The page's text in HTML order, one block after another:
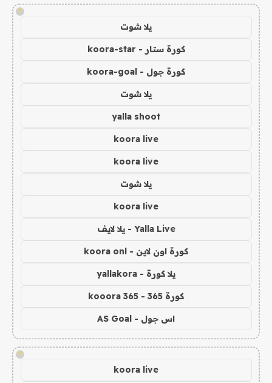
!
يلا شوت
كورة ستار - koora-star
كورة جول - koora-goal
يلا شوت
yalla shoot
koora live
koora live
يلا شوت
koora live
Yalla Live - يلا لايف
كورة اون لاين - koora onl
يلا كورة - yallakora
كورة 365 - kooora 365
اس جول - AS Goal
!
koora live